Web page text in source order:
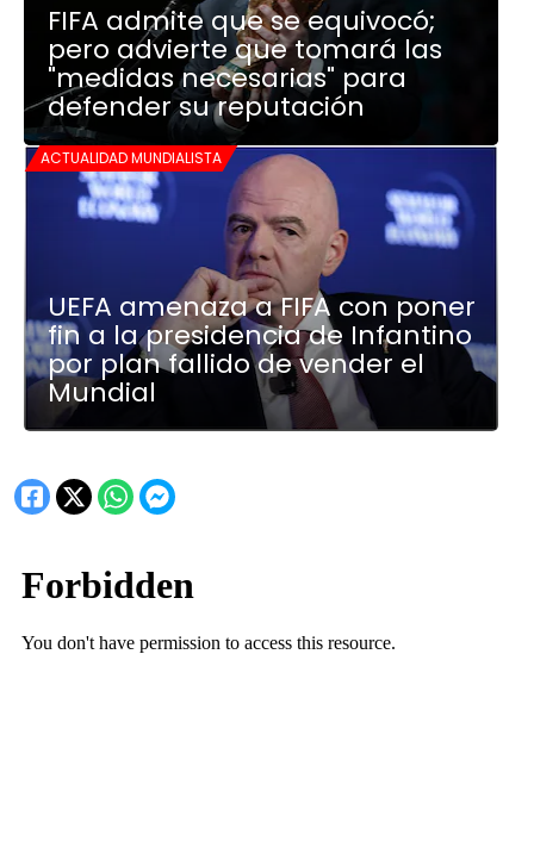
FIFA admite que se equivocó;
pero advierte que tomará las
"medidas necesarias" para
defender su reputación
ACTUALIDAD MUNDIALISTA
UEFA amenaza a FIFA con poner
fin a la presidencia de Infantino
por plan fallido de vender el
Mundial